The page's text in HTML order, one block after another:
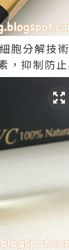
胞分解技
，抑制防